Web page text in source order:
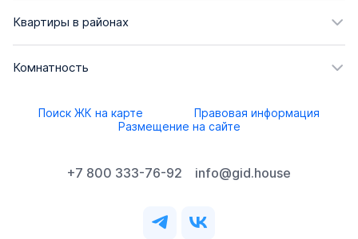
Квартиры в районах
Комнатность
Поиск ЖК на карте
Правовая информация
Размещение на сайте
+7 800 333-76-92 info@gid.house